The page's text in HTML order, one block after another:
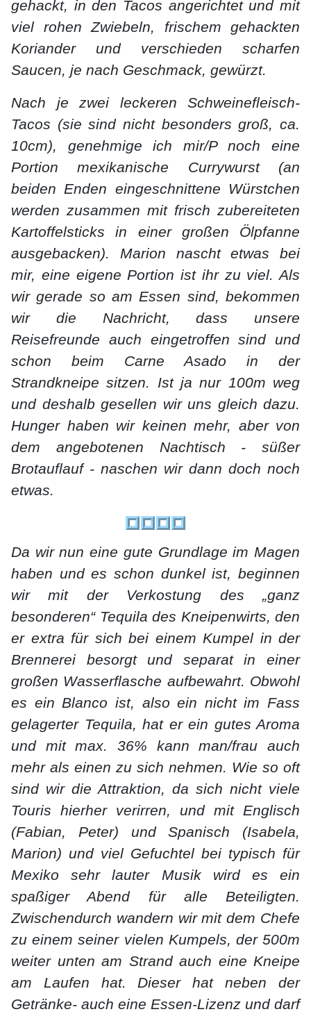
gehackt, in den Tacos angerichtet und mit
viel rohen Zwiebeln, frischem gehackten
Koriander und verschieden scharfen
Saucen, je nach Geschmack, gewürzt.
Nach je zwei leckeren Schweinefleisch-
Tacos (sie sind nicht besonders groß, ca.
10cm), genehmige ich mir/P noch eine
Portion mexikanische Currywurst (an
beiden Enden eingeschnittene Würstchen
werden zusammen mit frisch zubereiteten
Kartoffelsticks in einer großen Ölpfanne
ausgebacken). Marion nascht etwas bei
mir, eine eigene Portion ist ihr zu viel. Als
wir gerade so am Essen sind, bekommen
wir die Nachricht, dass unsere
Reisefreunde auch eingetroffen sind und
schon beim Carne Asado in der
Strandkneipe sitzen. Ist ja nur 100m weg
und deshalb gesellen wir uns gleich dazu.
Hunger haben wir keinen mehr, aber von
dem angebotenen Nachtisch - süßer
Brotauflauf - naschen wir dann doch noch
etwas.
Da wir nun eine gute Grundlage im Magen
haben und es schon dunkel ist, beginnen
wir mit der Verkostung des „ganz
besonderen“ Tequila des Kneipenwirts, den
er extra für sich bei einem Kumpel in der
Brennerei besorgt und separat in einer
großen Wasserflasche aufbewahrt. Obwohl
es ein Blanco ist, also ein nicht im Fass
gelagerter Tequila, hat er ein gutes Aroma
und mit max. 36% kann man/frau auch
mehr als einen zu sich nehmen. Wie so oft
sind wir die Attraktion, da sich nicht viele
Touris hierher verirren, und mit Englisch
(Fabian, Peter) und Spanisch (Isabela,
Marion) und viel Gefuchtel bei typisch für
Mexiko sehr lauter Musik wird es ein
spaßiger Abend für alle Beteiligten.
Zwischendurch wandern wir mit dem Chefe
zu einem seiner vielen Kumpels, der 500m
weiter unten am Strand auch eine Kneipe
am Laufen hat. Dieser hat neben der
Getränke- auch eine Essen-Lizenz und darf